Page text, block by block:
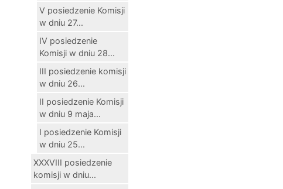
V posiedzenie Komisji
w dniu 27...
IV posiedzenie
Komisji w dniu 28...
III posiedzenie komisji
w dniu 26...
II posiedzenie Komisji
w dniu 9 maja...
I posiedzenie Komisji
w dniu 25...
XXXVIII posiedzenie
komisji w dniu...